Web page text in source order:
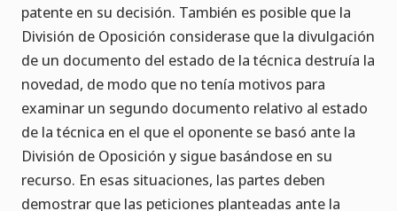
patente en su decisión. También es posible que la
División de Oposición considerase que la divulgación
de un documento del estado de la técnica destruía la
novedad, de modo que no tenía motivos para
examinar un segundo documento relativo al estado
de la técnica en el que el oponente se basó ante la
División de Oposición y sigue basándose en su
recurso. En esas situaciones, las partes deben
demostrar que las peticiones planteadas ante la